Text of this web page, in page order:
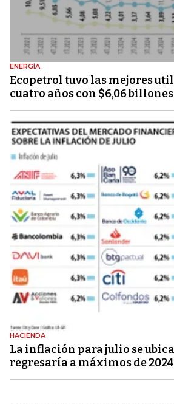
ENERGÍA
Ecopetrol tuvo las mejores
cuatro años con $6,06 billones
HACIENDA
La inflación para julio se
regresaría a máximos de 2024